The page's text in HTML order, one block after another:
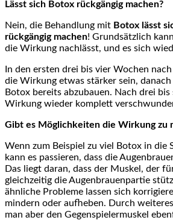
Lässt sich Botox rückgängig machen?
Nein, die Behandlung mit Botox lässt
rückgängig machen! Grundsätzlich
die Wirkung nachlässt, und es sich
In den ersten drei bis vier Wochen
die Wirkung etwas stärker sein,
Botox bereits abzubauen. Nach drei
Wirkung wieder komplett
Gibt es Möglichkeiten die Wirkung zu
Wenn zum Beispiel zu viel Botox in die
kann es passieren, dass die
Das liegt daran, dass der Muskel, der
gleichzeitig die Augenbrauenpartie
ähnliche Probleme lassen sich
mindern oder aufheben. Durch
man aber den Gegenspielermuskel